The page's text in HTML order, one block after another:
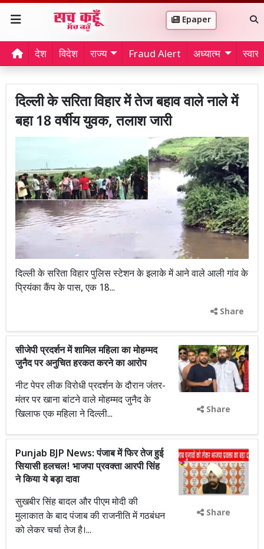
Epaper
देश विदेश राज्य Fraud Alert अध्यात्म
दिल्ली के सरिता विहार में तेज बहाव वाले नाले में
बहा 18 वर्षीय युवक, तलाश जारी
दिल्ली के सरिता विहार पुलिस स्टेशन के इलाके में आने वाले आली गांव के
प्रियंका कैंप के पास, एक 18...
Share
सीजेपी प्रदर्शन में शामिल महिला का मोहम्मद
जुनैद पर अनुचित हरकत करने का आरोप
नीट पेपर लीक विरोधी प्रदर्शन के दौरान जंतर-
मंतर पर खाना बांटने वाले मोहम्मद जुनैद के
खिलाफ एक महिला ने दिल्ली...
Share
Punjab BJP News: पंजाब में फिर तेज हुई
सियासी हलचल! भाजपा प्रवक्ता आरपी सिंह
ने किया ये बड़ा दावा
सुखबीर सिंह बादल और पीएम मोदी की
मुलाकात के बाद पंजाब की राजनीति में गठबंधन
को लेकर चर्चा तेज है।...
Share